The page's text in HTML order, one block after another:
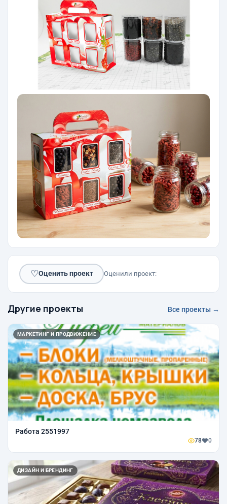
♡Оценить проект Оценили проект:
Другие проекты Все проекты →
МАРКЕТИНГ И ПРОДВИЖЕНИЕ
Работа 2551997
78 0
ДИЗАЙН И БРЕНДИНГ